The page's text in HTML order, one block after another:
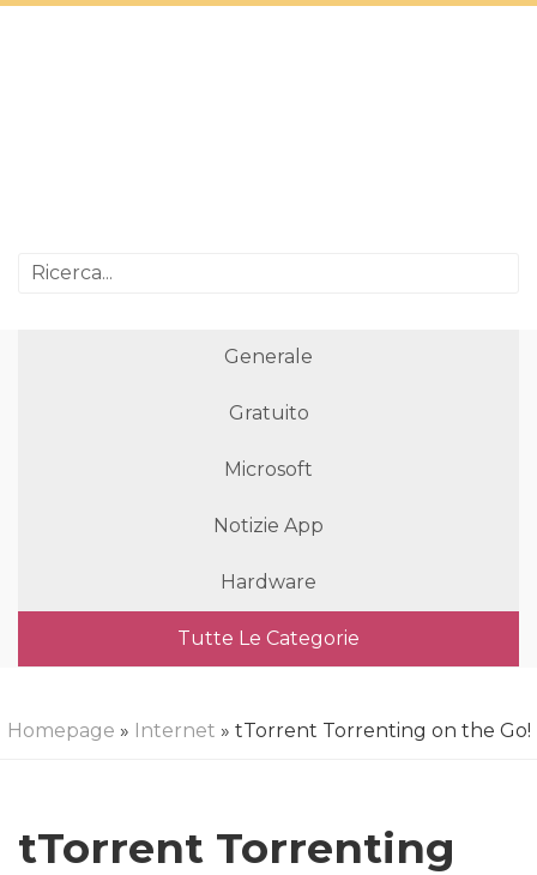
Generale
Gratuito
Microsoft
Notizie App
Hardware
Tutte Le Categorie
Homepage » Internet » tTorrent Torrenting on the Go!
tTorrent Torrenting